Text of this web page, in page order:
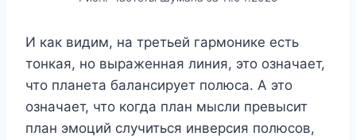
И как видим, на третьей гармонике есть
тонкая, но выраженная линия, это означает,
что планета балансирует полюса. А это
означает, что когда план мысли превысит
план эмоций случиться инверсия полюсов,